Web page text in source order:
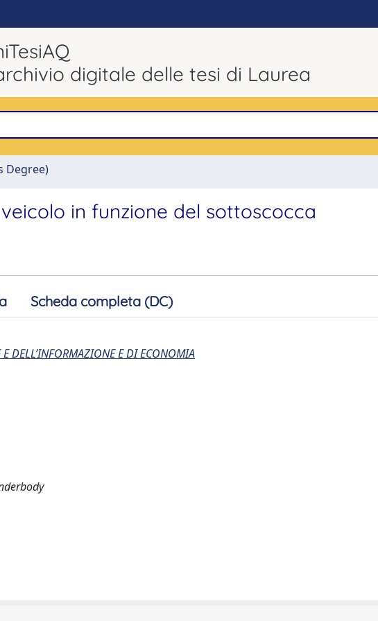
digitale delle tesi di Laurea
Degree)
in funzione del sottoscocca
Scheda completa (DC)
DELL’INFORMAZIONE E DI ECONOMIA